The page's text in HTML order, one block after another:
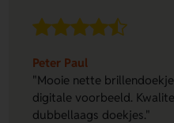
Peter Paul
"Mooie nette
digitale voorbeeld.
dubbellaags doekjes."